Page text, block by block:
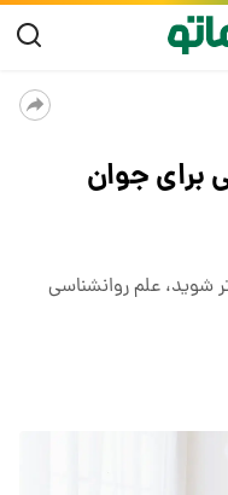
برای جوان
شوید، علم روانشناسی